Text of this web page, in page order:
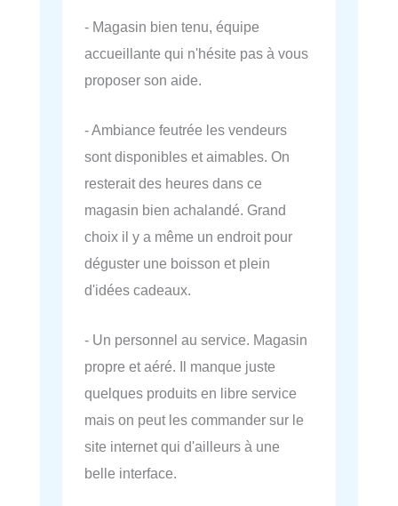
- Magasin bien tenu, équipe
accueillante qui n'hésite pas à vous
proposer son aide.
- Ambiance feutrée les vendeurs
sont disponibles et aimables. On
resterait des heures dans ce
magasin bien achalandé. Grand
choix il y a même un endroit pour
déguster une boisson et plein
d'idées cadeaux.
- Un personnel au service. Magasin
propre et aéré. Il manque juste
quelques produits en libre service
mais on peut les commander sur le
site internet qui d'ailleurs à une
belle interface.